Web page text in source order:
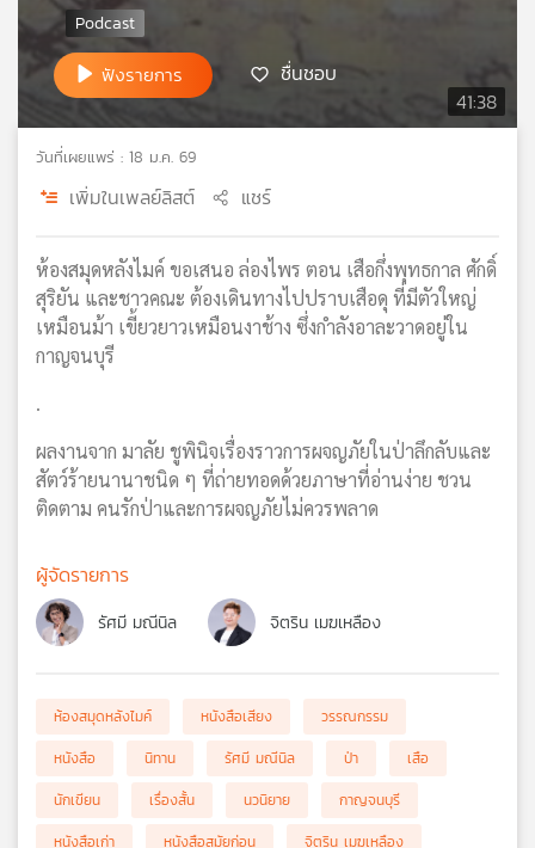
บี
เอส
แผนที่
วิทยุ
เครือ
41:38
ฟังรายการ ชื่นชอบ
วันที่เผยแพร่ : 18 ม.ค. 69
เพิ่มในเพลย์ลิสต์ แชร์
ห้องสมุดหลังไมค์ ขอเสนอ ล่องไพร ตอน เสือกึ่งพุทธกาล ศักดิ์
สุริยัน และชาวคณะ ต้องเดินทางไปปราบเสือดุ ที่มีตัวใหญ่
เหมือนม้า เขี้ยวยาวเหมือนงาช้าง ซึ่งกำลังอาละวาดอยู่ใน
กาญจนบุรี
.
ผลงานจาก มาลัย ชูพินิจเรื่องราวการผจญภัยในป่าลึกลับและ
สัตว์ร้ายนานาชนิด ๆ ที่ถ่ายทอดด้วยภาษาที่อ่านง่าย ชวน
ติดตาม คนรักป่าและการผจญภัยไม่ควรพลาด
ผู้จัดรายการ
รัศมี มณีนิล จิตริน เมฆเหลือง
ห้องสมุดหลังไมค์ หนังสือเสียง
วรรณกรรม
หนังสือ
นิทาน รัศมี มณีนิล ป่า
เสือ
นักเขียน
เรื่องสั้น นวนิยาย
กาญจนบุรี
หนังสือเก่า
หนังสือสมัยก่อน
จิตริน เมฆเหลือง